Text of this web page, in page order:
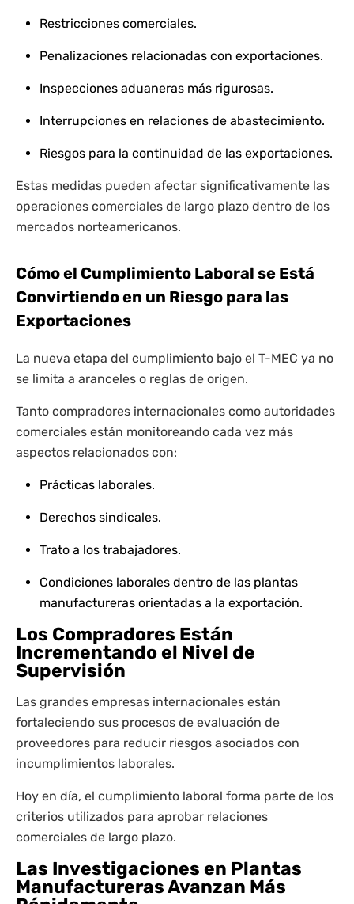
Restricciones comerciales.
Penalizaciones relacionadas con exportaciones.
Inspecciones aduaneras más rigurosas.
Interrupciones en relaciones de abastecimiento.
Riesgos para la continuidad de las exportaciones.
Estas medidas pueden afectar significativamente las
operaciones comerciales de largo plazo dentro de los
mercados norteamericanos.
Cómo el Cumplimiento Laboral se Está
Convirtiendo en un Riesgo para las
Exportaciones
La nueva etapa del cumplimiento bajo el T-MEC ya no
se limita a aranceles o reglas de origen.
Tanto compradores internacionales como autoridades
comerciales están monitoreando cada vez más
aspectos relacionados con:
Prácticas laborales.
Derechos sindicales.
Trato a los trabajadores.
Condiciones laborales dentro de las plantas
manufactureras orientadas a la exportación.
Los Compradores Están
Incrementando el Nivel de
Supervisión
Las grandes empresas internacionales están
fortaleciendo sus procesos de evaluación de
proveedores para reducir riesgos asociados con
incumplimientos laborales.
Hoy en día, el cumplimiento laboral forma parte de los
criterios utilizados para aprobar relaciones
comerciales de largo plazo.
Las Investigaciones en Plantas
Manufactureras Avanzan Más